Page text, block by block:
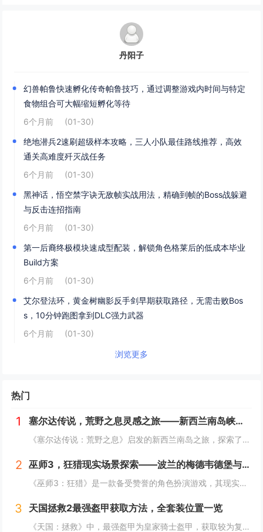
丹阳子
幻兽帕鲁快速孵化传奇帕鲁技巧，通过调整游戏内时间与特定
食物组合可大幅缩短孵化等待
6个月前
(01-30)
绝地潜兵2速刷超级样本攻略，三人小队最佳路线推荐，高效
通关高难度歼灭战任务
6个月前
(01-30)
黑神话，悟空禁字诀无敌帧实战用法，精确到帧的Boss战躲避
与反击连招指南
6个月前
(01-30)
第一后裔终极模块速成型配装，解锁角色格莱后的低成本毕业
Build方案
6个月前
(01-30)
艾尔登法环，黄金树幽影反手剑早期获取路径，无需击败Bos
s，10分钟跑图拿到DLC强力武器
6个月前
(01-30)
浏览更多
热门
1 塞尔达传说，荒野之息灵感之旅——新西兰南岛峡湾探秘与荒野生存体验
《塞尔达传说：荒野之息》启发的新西兰南岛之旅，探索了其壮丽的自然风光与荒野生存体验。在峡湾国家公园，你将亲历游戏般的奇妙景色，从镜面般的湖泊、雄伟的山脉到神秘的森林，每一处都仿佛是游戏中的场景再现。你可以参与野外生存活动，学习采集、搭建庇护...
2 巫师3，狂猎现实场景探索——波兰的梅德韦德堡与温特堡城堡的奇幻之旅
《巫师3：狂猎》是一款备受赞誉的角色扮演游戏，其现实中的灵感来源之一是波兰的梅德韦德堡和温特堡城堡。这两处地点以其独特的中世纪建筑风格和壮丽的自然风光，为游戏营造了奇幻而真实的背景。梅德韦德堡位于波兰南部，拥有悠久的历史和神秘氛围；而温特堡...
3 天国拯救2最强盔甲获取方法，全套装位置一览
《天国：拯救》中，最强盔甲为皇家骑士盔甲，获取较为复杂。首先需完成“皇家侍卫”任务线，帮助亨利成为国王的私人护卫。之后，在王宫内找到盔甲的具体位置，通常藏于密室或特定房间。完成相关任务后，玩家可获得这套顶级装备，大幅提升防御力和战斗能力。游...